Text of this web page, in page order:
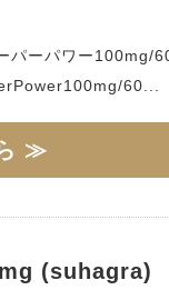
パーパワー100mg/
60...
≫
(suhagra)